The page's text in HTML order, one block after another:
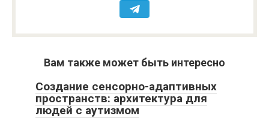
Вам также может быть интересно
Создание сенсорно-адаптивных
пространств: архитектура для
людей с аутизмом